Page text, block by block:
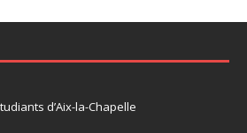
d’Aix-la-Chapelle